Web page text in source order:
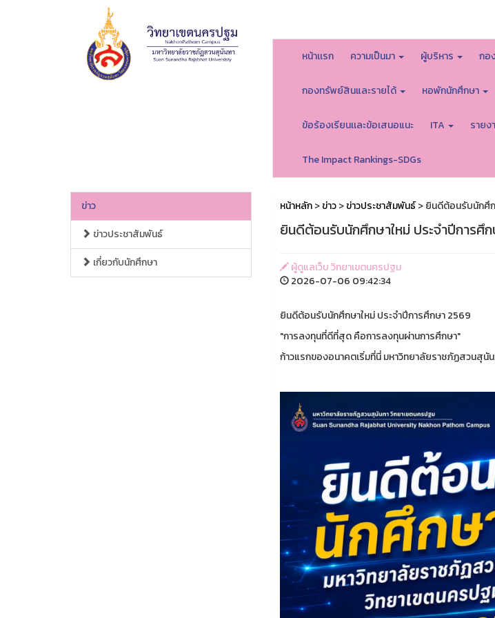
หน้าเเรก ความเป็นมา ผู้บริหาร กอ
กองทรัพย์สินและรายได้ หอพักนักศึกษา
ข้อร้องเรียนเเละข้อเสนอแนะ ITA รายง
The Impact Rankings-SDGs
ข่าว
ข่าวประชาสัมพันธ์
เกี่ยวกับนักศึกษา
หน้าหลัก>ข่าว>ข่าวประชาสัมพันธ์> ยินดีต้อนรับนักศึก
ยินดีต้อนรับนักศึกษาใหม่ ประจำปีการศึ
ผู้ดูแลเว็บ วิทยาเขตนครปฐม
2026-07-06 09:42:34
ยินดีต้อนรับนักศึกษาใหม่ ประจำปีการศึกษา 2569
"การลงทุนที่ดีที่สุด คือการลงทุนผ่านการศึกษา"
ก้าวแรกของอนาคตเริ่มที่นี่ มหาวิทยาลัยราชภัฏสวนสุนั